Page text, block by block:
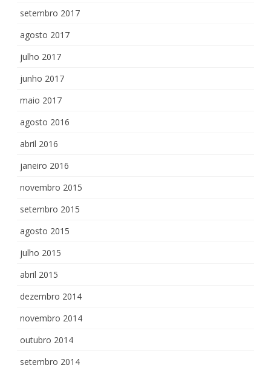
setembro 2017
agosto 2017
julho 2017
junho 2017
maio 2017
agosto 2016
abril 2016
janeiro 2016
novembro 2015
setembro 2015
agosto 2015
julho 2015
abril 2015
dezembro 2014
novembro 2014
outubro 2014
setembro 2014